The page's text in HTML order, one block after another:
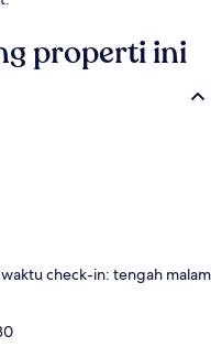
properti ini
check-in: tengah malam